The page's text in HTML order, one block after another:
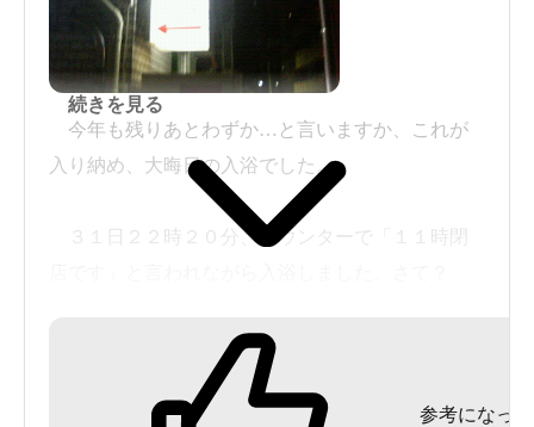
今年も残りあとわずか…と言いますか、これが
入り納め、大晦日の入浴でした。
３１日２２時２０分、カウンターで「１１時閉
大晦日の湯殿のラインナップ
洗い場（カラン２２席）
シャワー（１席）
続きを見る
参考になった